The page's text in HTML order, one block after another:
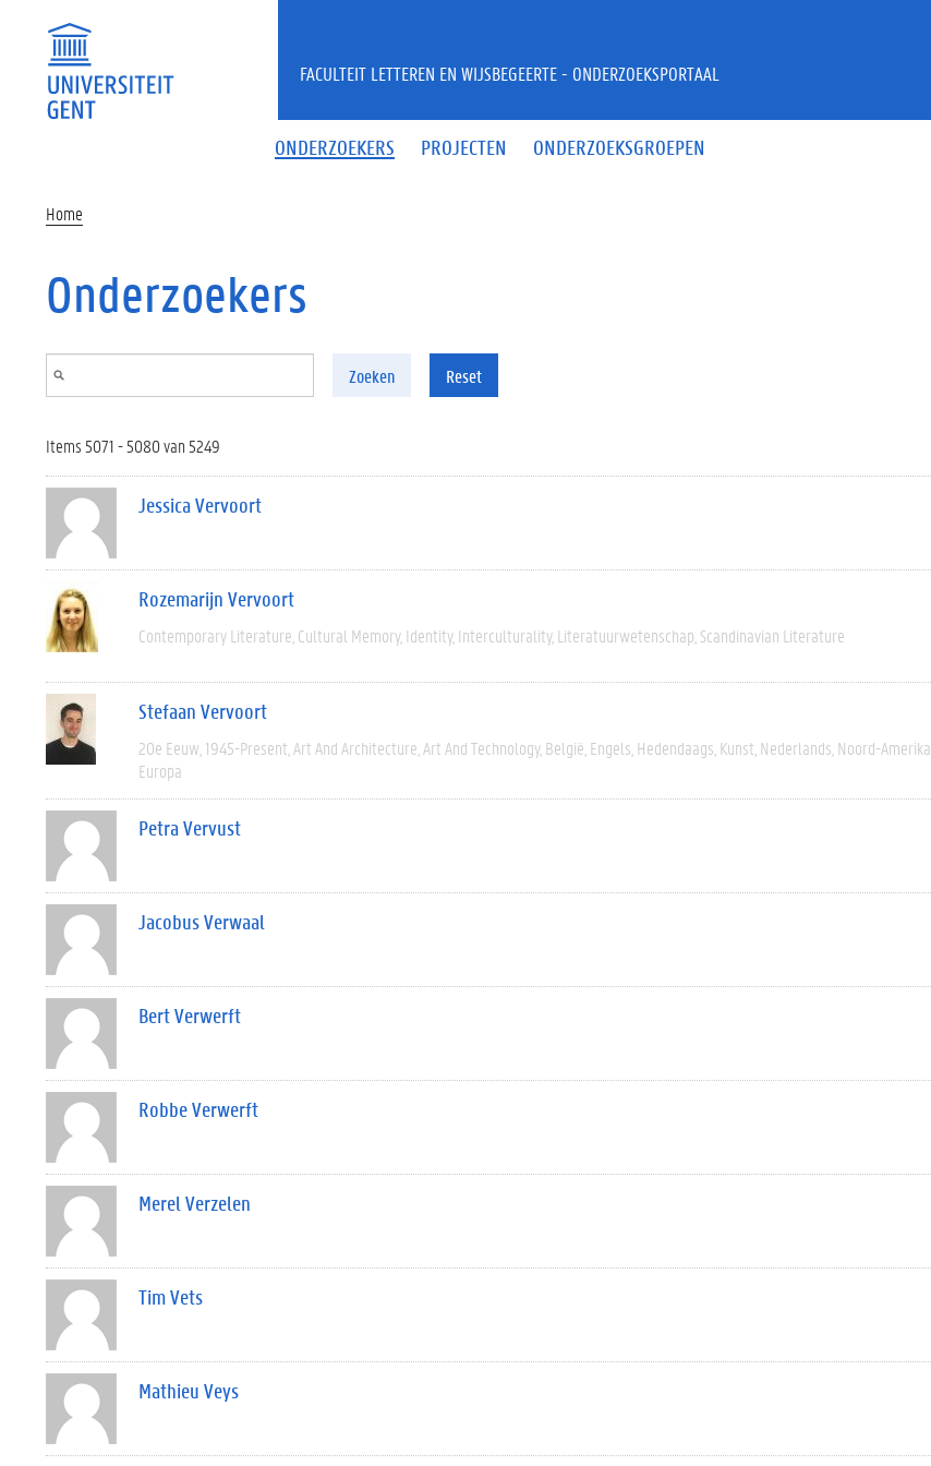
ONDERZOEKERS PROJECTEN ONDERZOEKSGROEPEN
FACULTEIT LETTEREN EN WIJSBEGEERTE - ONDERZOEKSPORTAAL
Home
Onderzoekers
Zoeken Reset
Items 5071 - 5080 van 5249
Jessica Vervoort
Rozemarijn Vervoort
Contemporary Literature Cultural Memory Identity Interculturality Literatuurwetenschap Scandinavian Literature
Stefaan Vervoort
20e Eeuw 1945-Present Art And Architecture Art And Technology België Engels Hedendaags Kunst Nederlands Noord-Amerika
Europa
Petra Vervust
Jacobus Verwaal
Bert Verwerft
Robbe Verwerft
Merel Verzelen
Tim Vets
Mathieu Veys